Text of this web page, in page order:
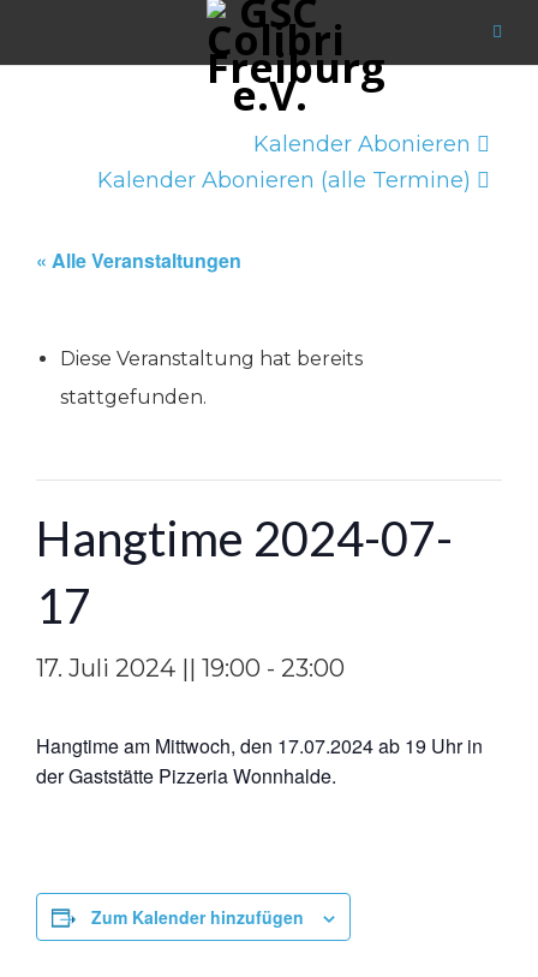
Kalender Abonieren
Kalender Abonieren (alle Termine)
« Alle Veranstaltungen
Diese Veranstaltung hat bereits
stattgefunden.
Hangtime 2024-07-
17
17. Juli 2024 || 19:00 - 23:00
Hangtime am Mittwoch, den 17.07.2024 ab 19 Uhr in
der Gaststätte Pizzeria Wonnhalde.
Zum Kalender hinzufügen